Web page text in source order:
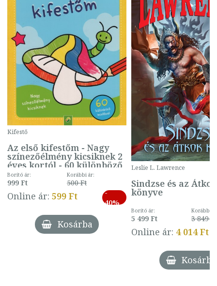
Kifestő
Az első kifestőm - Nagy
színezőélmény kicsiknek 2
éves kortól - 60 különböző
mintával (gombás)
Borító ár:
999 Ft
Korábbi ár:
500 Ft
Online ár: 599 Ft
-
40%
Kosárba
Leslie L. Lawrence
Sindzse és az Átkok
könyve
Borító ár:
5 499 Ft
Korábbi
3 849 Ft
Online ár: 4 014 Ft
Kosárba